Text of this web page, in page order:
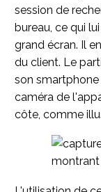
session de
bureau, ce qui
grand écran. Il
du client. Le
son
caméra de
côte, comme